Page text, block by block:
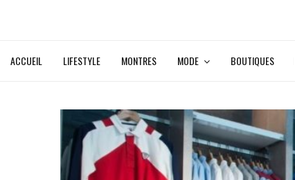
ACCUEIL LIFESTYLE MONTRES MODE BOUTIQUES